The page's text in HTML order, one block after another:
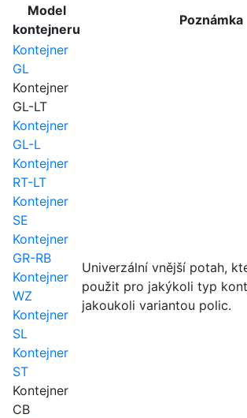
Model
kontejneru
Poznámka
Kontejner
GL
Kontejner
GL-LT
Kontejner
GL-L
Kontejner
RT-LT
Kontejner
SE
Kontejner
GR-RB
Kontejner
WZ
Kontejner
SL
Kontejner
ST
Kontejner
CB
Univerzální vnější potah,
použit pro jakýkoli typ
jakoukoli variantou polic.